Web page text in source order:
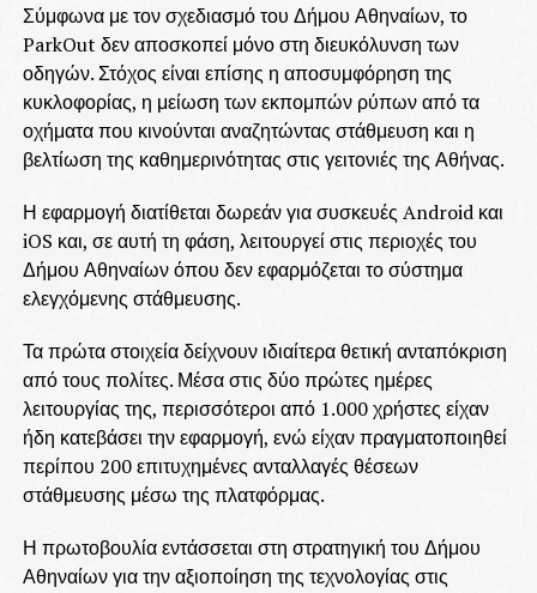
Σύμφωνα με τον σχεδιασμό του Δήμου Αθηναίων, το
ParkOut δεν αποσκοπεί μόνο στη διευκόλυνση των
οδηγών. Στόχος είναι επίσης η αποσυμφόρηση της
κυκλοφορίας, η μείωση των εκπομπών ρύπων από τα
οχήματα που κινούνται αναζητώντας στάθμευση και η
βελτίωση της καθημερινότητας στις γειτονιές της Αθήνας.
Η εφαρμογή διατίθεται δωρεάν για συσκευές Android και
iOS και, σε αυτή τη φάση, λειτουργεί στις περιοχές του
Δήμου Αθηναίων όπου δεν εφαρμόζεται το σύστημα
ελεγχόμενης στάθμευσης.
Τα πρώτα στοιχεία δείχνουν ιδιαίτερα θετική ανταπόκριση
από τους πολίτες. Μέσα στις δύο πρώτες ημέρες
λειτουργίας της, περισσότεροι από 1.000 χρήστες είχαν
ήδη κατεβάσει την εφαρμογή, ενώ είχαν πραγματοποιηθεί
περίπου 200 επιτυχημένες ανταλλαγές θέσεων
στάθμευσης μέσω της πλατφόρμας.
Η πρωτοβουλία εντάσσεται στη στρατηγική του Δήμου
Αθηναίων για την αξιοποίηση της τεχνολογίας στις